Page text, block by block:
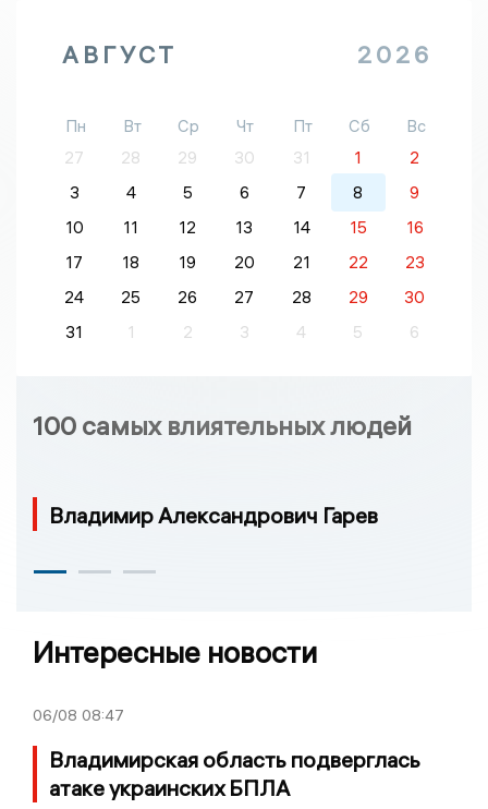
АВГУСТ 2026
Пн Вт Ср Чт Пт Сб
Вс
27
28 29 30 31 1
2
3
4 5 6 7 8
9
10
11 12 13 14 15
16
17
18 19 20 21 22
23
24
25 26 27 28 29
30
31
1 2 3 4 5 6
100 самых влиятельных людей
Владимир Александрович Гарев
Интересные новости
06/08 08:47
Владимирская область подверглась
атаке украинских БПЛА